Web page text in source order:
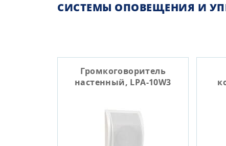
СИСТЕМЫ ОПОВЕЩЕНИЯ И
Громкоговоритель
настенный, LPA-10W3